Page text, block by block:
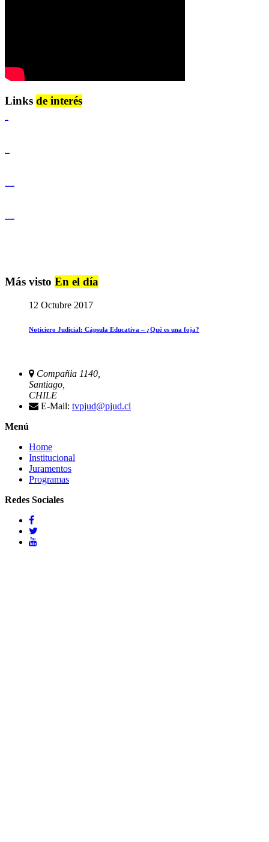
Links de interés
Más visto En el día
12 Octubre 2017
Noticiero Judicial: Cápsula Educativa – ¿Qué es una foja?
Compañia 1140,
Santiago,
CHILE
E-Mail: tvpjud@pjud.cl
Menú
Home
Institucional
Juramentos
Programas
Redes Sociales